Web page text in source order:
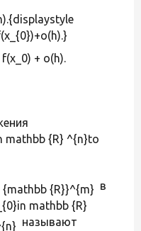
mathbb {R} ^{n}to
в
mathbb {R}
называют